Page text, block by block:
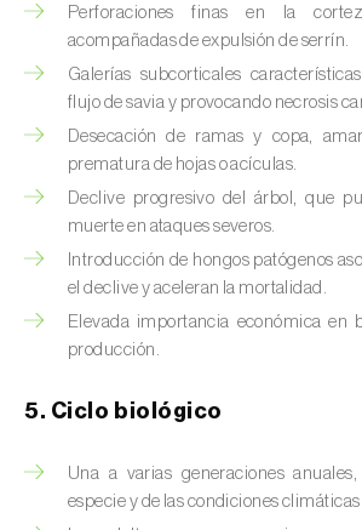
occidentalis)
Chinche de los eucalyptus (
peregrinus)
Chinche del sur (Blissus insularis
Chinche del tomate (
Chinche europea de las
Metopoplax ditomoides)
Chinche harinosa de la vid (
Chinche marrón marmolada (
Chinche roja (Pyrrhocoris
Perforaciones finas en la
acompañadas de expulsión de serrín.
Galerías subcorticales
flujo de savia y provocando necrosis
Desecación de ramas y copa,
prematura de hojas o acículas.
Declive progresivo del árbol, que
muerte en ataques severos.
Introducción de hongos patógenos
el declive y aceleran la mortalidad.
Elevada importancia económica en
producción.
5. Ciclo biológico
Una a varias generaciones
especie y de las condiciones climáticas.